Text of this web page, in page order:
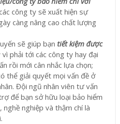
công ty sẽ xuất hiện sự
càng nâng cao chất lượng
sẽ giúp bạn tiết kiệm được
vì phải tới các công ty hay đại
rồi mới cân nhắc lựa chọn;
thể giải quyết mọi vấn đề ở
Đội ngũ nhân viên tư vấn
để bạn sở hữu loại bảo hiểm
nghiệp và thậm chí là